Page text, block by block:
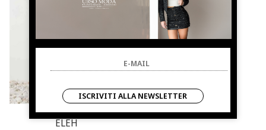
ELEH
ISCRIVITI ALLA NEWSLETTER